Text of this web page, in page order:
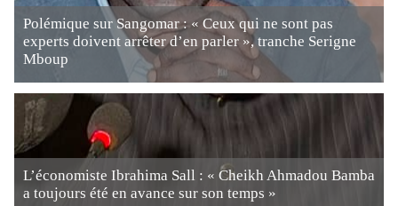
Polémique sur Sangomar : « Ceux qui ne sont pas
experts doivent arrêter d’en parler », tranche Serigne
Mboup
L’économiste Ibrahima Sall : « Cheikh Ahmadou Bamba
a toujours été en avance sur son temps »